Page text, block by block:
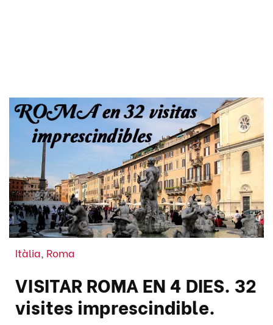
Itàlia Roma
VISITAR ROMA EN 4 DIES. 32
visites imprescindible.